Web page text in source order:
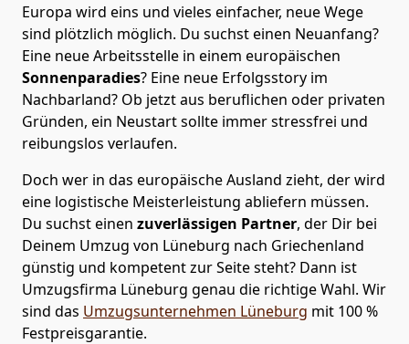
Europa wird eins und vieles einfacher, neue Wege
sind plötzlich möglich. Du suchst einen Neuanfang?
Eine neue Arbeitsstelle in einem europäischen
Sonnenparadies? Eine neue Erfolgsstory im
Nachbarland? Ob jetzt aus beruflichen oder privaten
Gründen, ein Neustart sollte immer stressfrei und
reibungslos verlaufen.
Doch wer in das europäische Ausland zieht, der wird
eine logistische Meisterleistung abliefern müssen.
Du suchst einen zuverlässigen Partner, der Dir bei
Deinem Umzug von Lüneburg nach Griechenland
günstig und kompetent zur Seite steht? Dann ist
Umzugsfirma Lüneburg genau die richtige Wahl. Wir
sind das Umzugsunternehmen Lüneburg mit 100 %
Festpreisgarantie.